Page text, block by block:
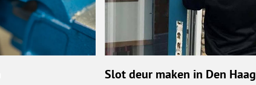
Slot deur maken in Den Haag